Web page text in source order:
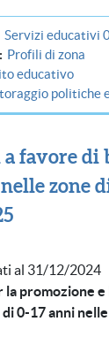
Servizi educativi
Profili di zona
educativo
politiche
favore di
zone
al 31/12/2024
promozione
di 0-17 anni